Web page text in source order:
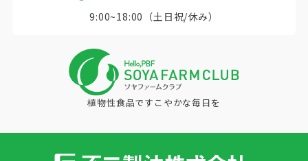
9:00~18:00（土日祝/休み）
植物性食品ですこやかな毎日を